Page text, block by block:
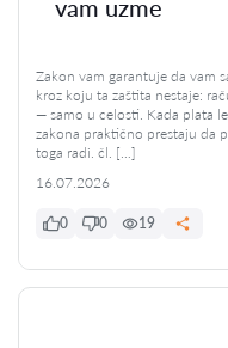
vam uzme
Zakon vam garantuje da vam
kroz koju ta zaštita nestaje:
— samo u celosti. Kada plata
zakona praktično prestaju da
toga radi. čl. […]
16.07.2026
0 0 19